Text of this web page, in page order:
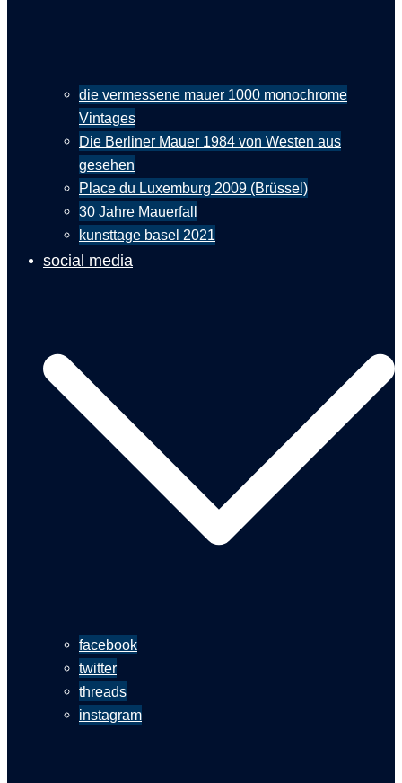
die vermessene mauer 1000 monochrome
Vintages
Die Berliner Mauer 1984 von Westen aus
gesehen
Place du Luxemburg 2009 (Brüssel)
30 Jahre Mauerfall
kunsttage basel 2021
social media
facebook
twitter
threads
instagram